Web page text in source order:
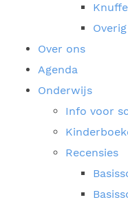
Overig
Over ons
Agenda
Onderwijs
Info voor
Recensies